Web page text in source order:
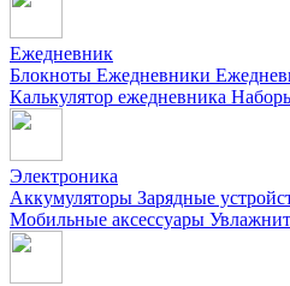
Ежедневник
Блокноты Ежедневники
Калькулятор ежедневника
Электроника
Аккумуляторы Зарядные
Мобильные аксессуары